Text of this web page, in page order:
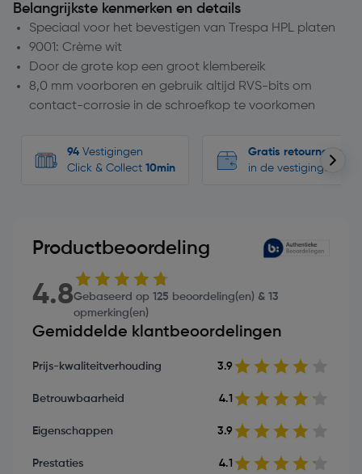
Belangrijkste kenmerken en details
Speciaal voor het bevestigen van Trespa HPL platen
9001: Crème wit
Door de grote kop een groot klembereik
8,0 mm voorboren en gebruik altijd RVS-bits om
contact-corrosie in de schroefkop te voorkomen
94 Vestigingen
Click & Collect 10min
Gratis retourneren
in de vestigingen
Productbeoordeling
4.8Gebaseerd op 125 beoordeling(en) & 13
opmerking(en)
Gemiddelde klantbeoordelingen
Prijs-kwaliteitverhouding 3.9
Betrouwbaarheid 4.1
Eigenschappen 3.9
Prestaties 4.1